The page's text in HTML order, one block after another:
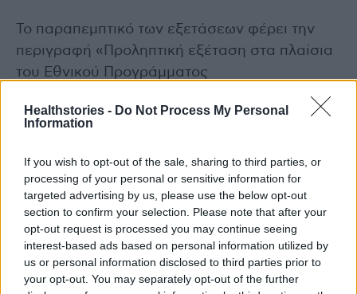
Healthstories - Do Not Process My Personal
Information
If you wish to opt-out of the sale, sharing to third parties, or
processing of your personal or sensitive information for
targeted advertising by us, please use the below opt-out
section to confirm your selection. Please note that after your
opt-out request is processed you may continue seeing
interest-based ads based on personal information utilized by
us or personal information disclosed to third parties prior to
your opt-out. You may separately opt-out of the further
Το παραπεμπτικό των εξετάσεων φέρει την
περιγραφή «Προληπτική εξέταση στα πλαίσια
του Εθνικού Προγράμματος
«Προσυμπτωματικός έλεγχος καρκίνου του
TEST/ Κολποσκόπηση / Βιοψία».
Διαβάστε επίσης
Γεωργιάδης και Θεμιστοκλέους: Το 1%
διαμαρτύρεται για τα απογευματινά
χειρουργεία